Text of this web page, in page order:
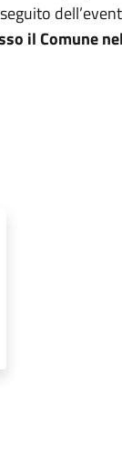
il Comune